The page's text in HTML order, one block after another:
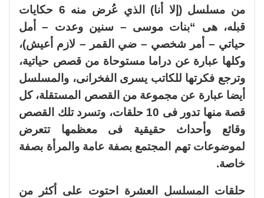
من مسلسل (إلا أنا) الذي عُرض منه 6 حكايات
قبله، هى “بنات موسى – سنين وعدت – أمل
حياتي – أمر شخصي – ضي القمر – لازم أعيش)،
وكلها عبارة عن دراما مستوحاة من قصص حياتية،
وترجع فكرتها للكاتب يسرى الفخرانى، والمسلسل
أيضا عبارة عن مجموعة من القصص المستقلة، كل
قصة منها تدور فى 10 حلقات، وتسرد تلك القصص
وقائع وأحداث حقيقية فى معظمها تتعرض
لموضوعات تهم المجتمع بصفة عامة والمرأة بصفة
خاصة.
حلقات المسلسل العشرة احتوت على أكثر من